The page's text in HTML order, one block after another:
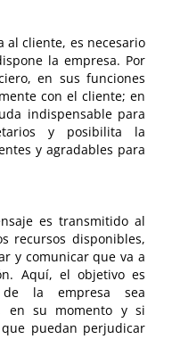
al cliente, es necesario
la empresa. Por
en sus funciones
con el cliente; en
indispensable para
y posibilita la
y agradables para
es transmitido al
recursos disponibles,
y comunicar que va a
Aquí, el objetivo es
la empresa sea
en su momento y si
puedan perjudicar